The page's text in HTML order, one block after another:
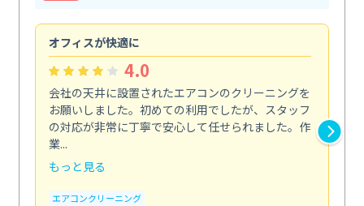
オフィスが快適に
4.0
会社の天井に設置されたエアコンのクリーニングを
お願いしました。初めての利用でしたが、スタッフ
の対応が非常に丁寧で安心して任せられました。作
業...
もっと見る
エアコンクリーニング